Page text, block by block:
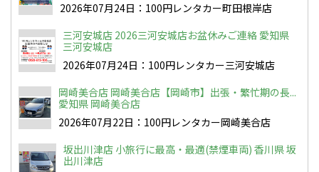
2026年07月24日：100円レンタカー町田根岸店
三河安城店 2026三河安城店お盆休みご連絡 愛知県
三河安城店
2026年07月24日：100円レンタカー三河安城店
岡崎美合店 岡崎美合店【岡崎市】出張・繁忙期の長...
愛知県 岡崎美合店
2026年07月22日：100円レンタカー岡崎美合店
坂出川津店 小旅行に最高・最適(禁煙車両) 香川県 坂
出川津店